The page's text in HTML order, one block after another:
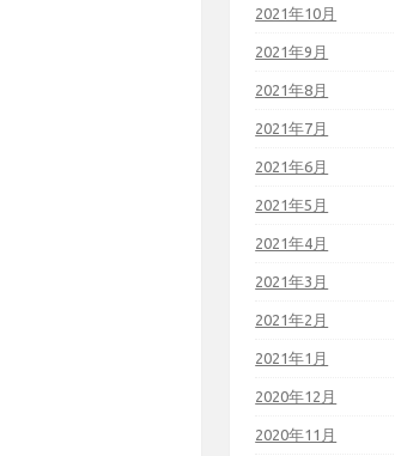
2021年10月
2021年9月
2021年8月
2021年7月
2021年6月
2021年5月
2021年4月
2021年3月
2021年2月
2021年1月
2020年12月
2020年11月